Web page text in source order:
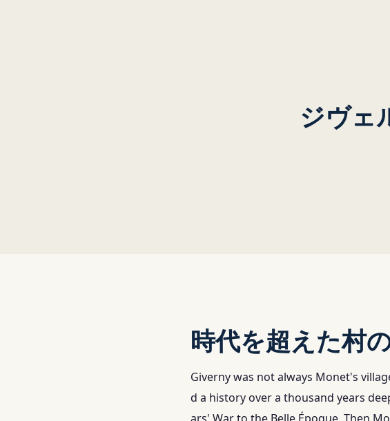
ジヴェ
時代を超えた村
Giverny was not always Monet's
d a history over a thousand years